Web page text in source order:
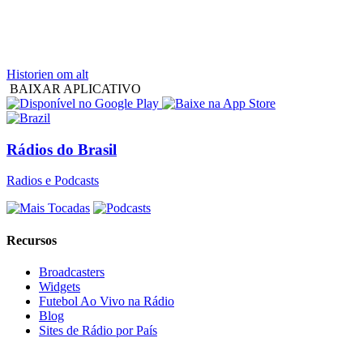
Historien om alt
BAIXAR APLICATIVO
Rádios do Brasil
Radios e Podcasts
Recursos
Broadcasters
Widgets
Futebol Ao Vivo na Rádio
Blog
Sites de Rádio por País